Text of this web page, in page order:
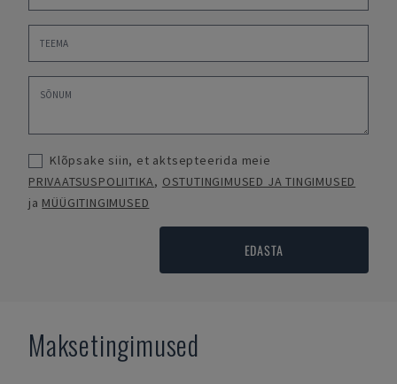
Klõpsake siin, et aktsepteerida meie
PRIVAATSUSPOLIITIKA, OSTUTINGIMUSED JA TINGIMUSED
ja MÜÜGITINGIMUSED
EDASTA
Maksetingimused